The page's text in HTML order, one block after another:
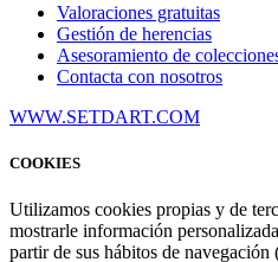
Valoraciones gratuitas
Gestión de herencias
Asesoramiento de
Contacta con nosotros
WWW.SETDART.COM
COOKIES
Utilizamos cookies propias y de
mostrarle información
partir de sus hábitos de